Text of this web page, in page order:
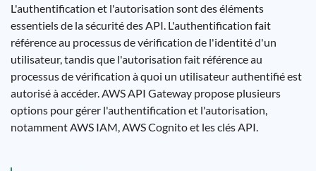
L'authentification et l'autorisation sont des éléments
essentiels de la sécurité des API. L'authentification fait
référence au processus de vérification de l'identité d'un
utilisateur, tandis que l'autorisation fait référence au
processus de vérification à quoi un utilisateur authentifié est
autorisé à accéder. AWS API Gateway propose plusieurs
options pour gérer l'authentification et l'autorisation,
notamment AWS IAM, AWS Cognito et les clés API.